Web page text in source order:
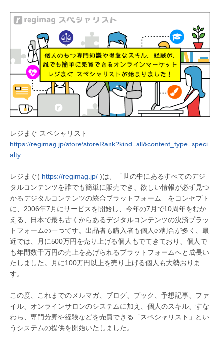
レジまぐ スペシャリスト
https://regimag.jp/store/storeRank?kind=all&content_type=speci
alty
レジまぐ( https://regimag.jp/ )は、「世の中にあるすべてのデジ
タルコンテンツを誰でも簡単に販売でき、欲しい情報が必ず見つ
かるデジタルコンテンツの統合プラットフォーム」をコンセプト
に、2006年7月にサービスを開始し、今年の7月で10周年をむか
える、日本で最も古くからあるデジタルコンテンツの決済プラッ
トフォームの一つです。出品者も購入者も個人の割合が多く、最
近では、月に500万円を売り上げる個人もでてきており、個人で
も年間数千万円の売上をあげられるプラットフォームへと成長い
たしました。月に100万円以上を売り上げる個人も大勢おりま
す。
この度、これまでのメルマガ、ブログ、ブック、予想記事、ファ
イル、オンラインサロンのシステムに加え、個人のスキル、すな
わち、専門分野や経験などを売買できる「スペシャリスト」とい
うシステムの提供を開始いたしました。